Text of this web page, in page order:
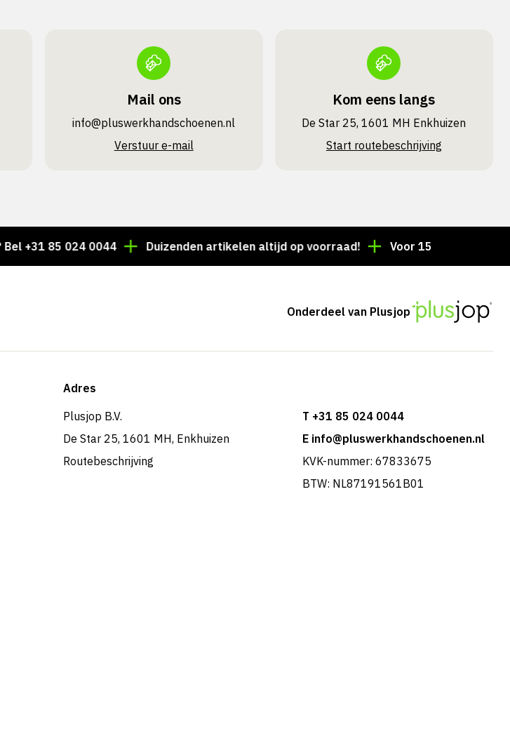
Mail ons
info@pluswerk­handschoenen.nl
Verstuur e-mail
Kom eens langs
De Star 25, 1601 MH Enkhuizen
Start routebeschrijving
85 024 0044 Duizenden artikelen altijd op voorraad! Voor 15:00 besteld =
Onderdeel van Plusjop
Adres
Plusjop B.V.
De Star 25, 1601 MH, Enkhuizen
Routebeschrijving
T +31 85 024 0044
E info@pluswerkhandschoenen.nl
KVK-nummer: 67833675
BTW: NL87191561B01